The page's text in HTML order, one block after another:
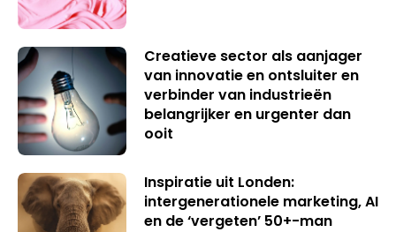
Creatieve sector als aanjager
van innovatie en ontsluiter en
verbinder van industrieën
belangrijker en urgenter dan
ooit
Inspiratie uit Londen:
intergenerationele marketing, AI
en de ‘vergeten’ 50+-man